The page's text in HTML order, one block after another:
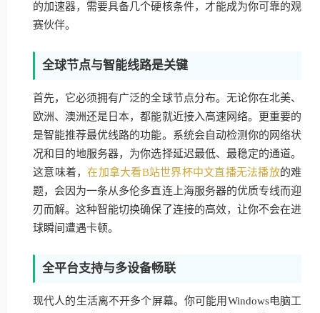
的加速器，需要具备几个硬核条件，才能成为你可靠的观
赛伙伴。
全球节点与智能线路是关键
首先，它必须拥有广泛的全球节点分布。无论你在北美、
欧洲、澳洲还是日本，都能就近接入高速网络。更重要的
是智能推荐最优线路的功能。系统会自动检测你的网络状
况和目的地服务器，为你选择延迟最低、最稳定的通道。
这意味着，在加拿大看B站世界杯中文直播无法播放的难
题，会因为一条从多伦多直连上海服务器的优质专线而迎
刃而解。这种智能切换确保了连接的高效，让你不会在进
球瞬间遭遇卡顿。
全平台支持与多设备畅联
现代人的生活离不开多个屏幕。你可能用Windows电脑工